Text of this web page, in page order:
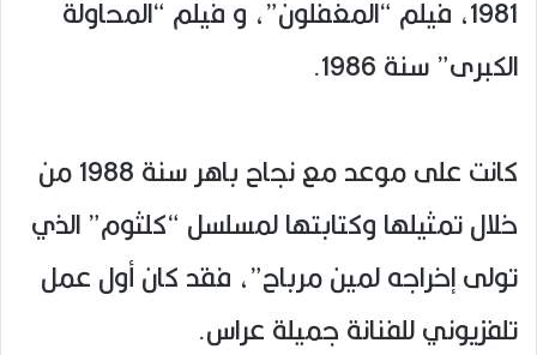
1981، فيلم “المغفلون”، و فيلم “المحاولة
الكبرى” سنة 1986.
كانت على موعد مع نجاح باهر سنة 1988 من
خلال تمثيلها وكتابتها لمسلسل “كلثوم” الذي
تولى إخراجه لمين مرباح”، فقد كان أول عمل
تلفزيوني للفنانة جميلة عراس.